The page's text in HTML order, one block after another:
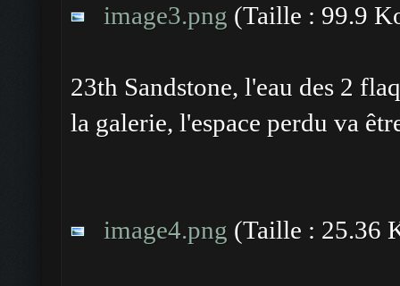
image3.png (Taille : 99.9
23th Sandstone, l'eau des 2
la galerie, l'espace perdu va
image4.png (Taille : 25.36